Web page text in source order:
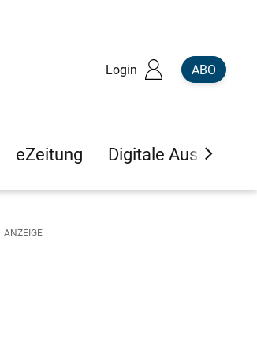
Login ABO
eZeitung Digitale Ausgaben